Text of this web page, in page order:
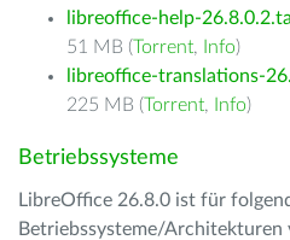
libreoffice-help-
51 MB (Torrent, Info)
libreoffice-translations-
225 MB (Torrent, Info)
Betriebssysteme
LibreOffice 26.8.0 ist für
Betriebssysteme/Architekturen